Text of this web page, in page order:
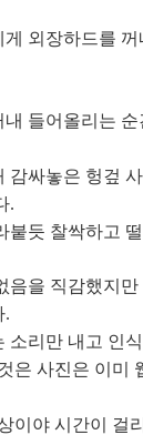
외장하드를
들어올리는
감싸놓은 헝겊
.
붙듯 찰싹하고
음을 직감했지
.
소리만 내고 인
은 사진은 이미
이야 시간이 걸